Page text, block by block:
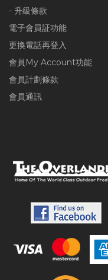
- 升級條款
電子會員証功能
更換電話再登入
會員My Account功能
會員計劃條款
會員通訊